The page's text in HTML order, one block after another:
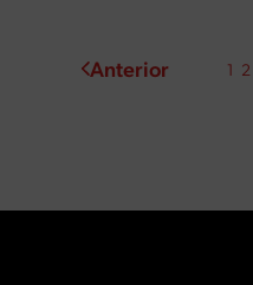
Anterior 1 2